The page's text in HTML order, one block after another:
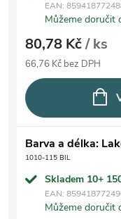
EAN:
Můžeme doručit
80,78 Kč/ ks
66,76 Kč bez DPH
Barva a délka:
1010-115 BIL
Skladem 10+
EAN:
Můžeme doručit